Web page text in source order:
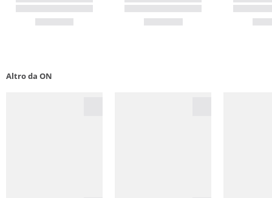
Altro da ON